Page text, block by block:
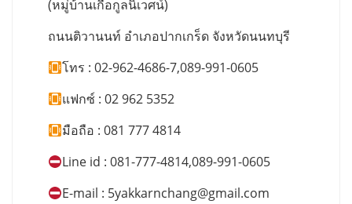
(หมู่บ้านเกื้อกูลนิเวศน์)
ถนนติวานนท์ อำเภอปากเกร็ด จังหวัดนนทบุรี
โทร : 02-962-4686-7,089-991-0605
แฟกซ์ : 02 962 5352
มือถือ : 081 777 4814
Line id : 081-777-4814,089-991-0605
E-mail : 5yakkarnchang@gmail.com